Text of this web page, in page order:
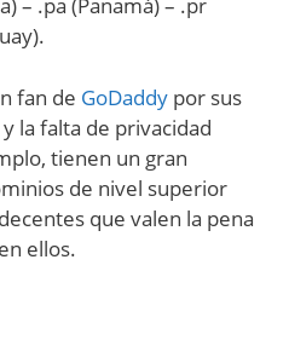
– .pa (Panamá) – .pr
fan de GoDaddy por sus
la falta de privacidad
tienen un gran
de nivel superior
que valen la pena
ellos.